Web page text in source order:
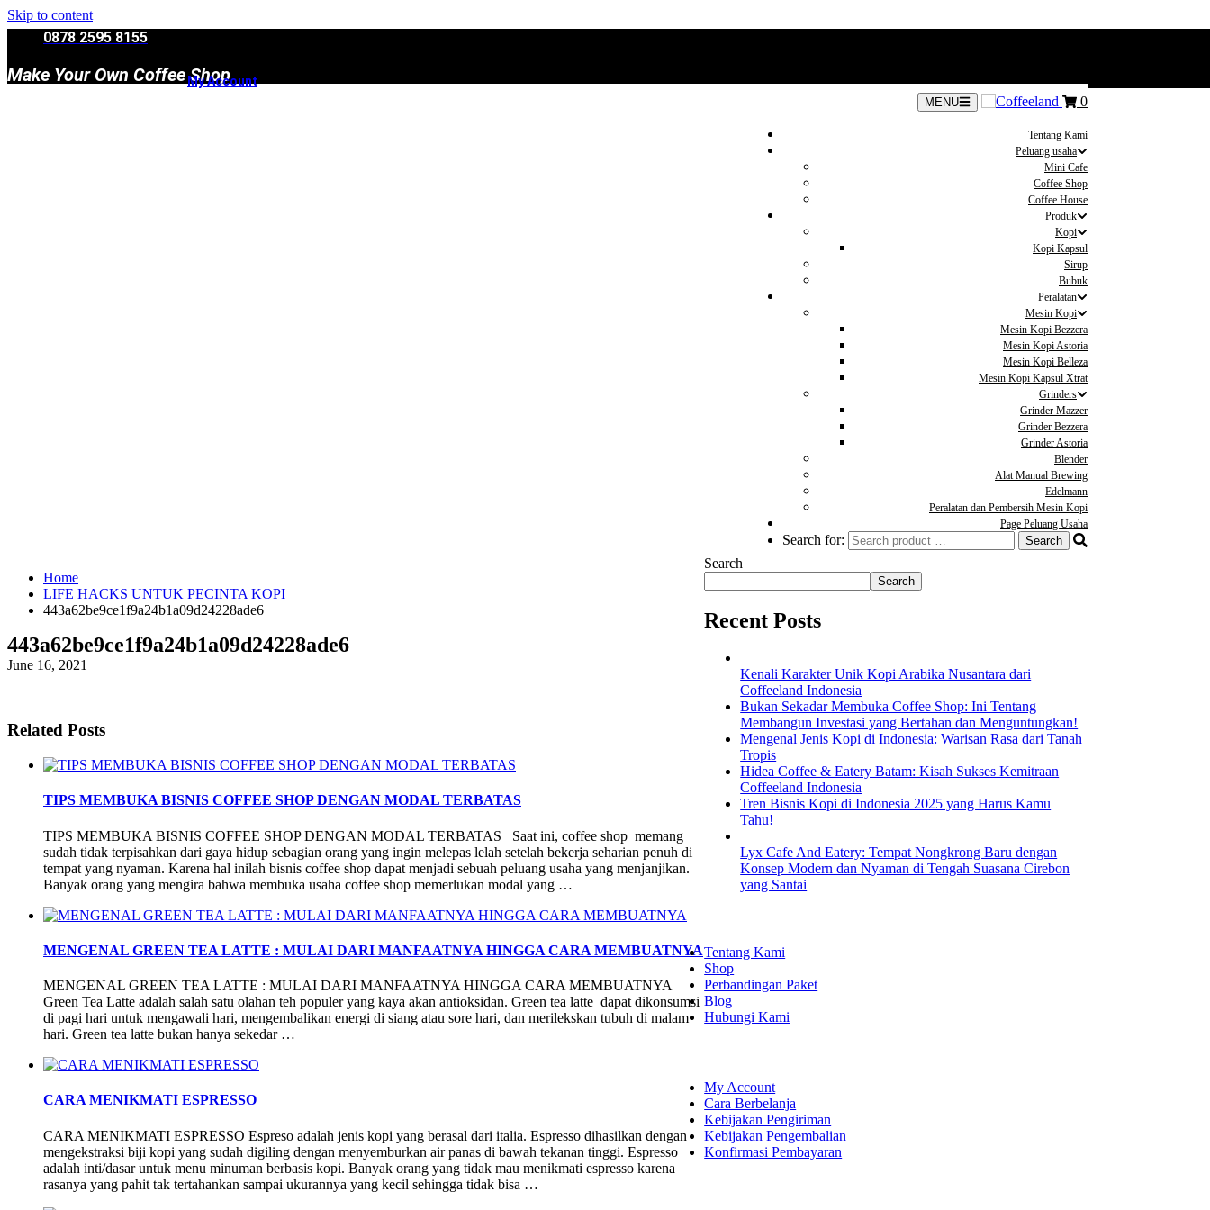
Skip to content
0878 2595 8155
Make Your Own Coffee Shop
My Account
MENU 0
Tentang Kami
Peluang usaha
Mini Cafe
Coffee Shop
Coffee House
Produk
Kopi
Kopi Kapsul
Sirup
Bubuk
Peralatan
Mesin Kopi
Mesin Kopi Bezzera
Mesin Kopi Astoria
Mesin Kopi Belleza
Mesin Kopi Kapsul Xtrat
Grinders
Grinder Mazzer
Grinder Bezzera
Grinder Astoria
Blender
Alat Manual Brewing
Edelmann
Peralatan dan Pembersih Mesin Kopi
Page Peluang Usaha
Search for:
Home
LIFE HACKS UNTUK PECINTA KOPI
443a62be9ce1f9a24b1a09d24228ade6
443a62be9ce1f9a24b1a09d24228ade6
June 16, 2021
Related Posts
TIPS MEMBUKA BISNIS COFFEE SHOP DENGAN MODAL TERBATAS
TIPS MEMBUKA BISNIS COFFEE SHOP DENGAN MODAL TERBATAS Saat ini, coffee shop memang
sudah tidak terpisahkan dari gaya hidup sebagian orang yang ingin melepas lelah setelah bekerja seharian penuh di
tempat yang nyaman. Karena hal inilah bisnis coffee shop dapat menjadi sebuah peluang usaha yang menjanjikan.
Banyak orang yang mengira bahwa membuka usaha coffee shop memerlukan modal yang …
MENGENAL GREEN TEA LATTE : MULAI DARI MANFAATNYA HINGGA CARA MEMBUATNYA
MENGENAL GREEN TEA LATTE : MULAI DARI MANFAATNYA HINGGA CARA MEMBUATNYA
Green Tea Latte adalah salah satu olahan teh populer yang kaya akan antioksidan. Green tea latte dapat dikonsumsi
di pagi hari untuk mengawali hari, mengembalikan energi di siang atau sore hari, dan merilekskan tubuh di malam
hari. Green tea latte bukan hanya sekedar …
CARA MENIKMATI ESPRESSO
CARA MENIKMATI ESPRESSO Espreso adalah jenis kopi yang berasal dari italia. Espresso dihasilkan dengan
mengekstraksi biji kopi yang sudah digiling dengan menyemburkan air panas di bawah tekanan tinggi. Espresso
adalah inti/dasar untuk menu minuman berbasis kopi. Banyak orang yang tidak mau menikmati espresso karena
rasanya yang pahit tak tertahankan sampai ukurannya yang kecil sehingga tidak bisa …
Search
Search
Recent Posts
Kenali Karakter Unik Kopi Arabika Nusantara dari
Coffeeland Indonesia
Bukan Sekadar Membuka Coffee Shop: Ini Tentang
Membangun Investasi yang Bertahan dan Menguntungkan!
Mengenal Jenis Kopi di Indonesia: Warisan Rasa dari Tanah
Tropis
Hidea Coffee & Eatery Batam: Kisah Sukses Kemitraan
Coffeeland Indonesia
Tren Bisnis Kopi di Indonesia 2025 yang Harus Kamu
Tahu!
Lyx Cafe And Eatery: Tempat Nongkrong Baru dengan
Konsep Modern dan Nyaman di Tengah Suasana Cirebon
yang Santai
Tentang Kami
Shop
Perbandingan Paket
Blog
Hubungi Kami
My Account
Cara Berbelanja
Kebijakan Pengiriman
Kebijakan Pengembalian
Konfirmasi Pembayaran